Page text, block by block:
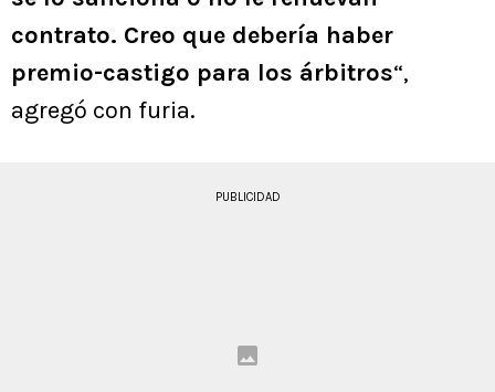
contrato. Creo que debería haber
premio-castigo para los árbitros“,
agregó con furia.
PUBLICIDAD